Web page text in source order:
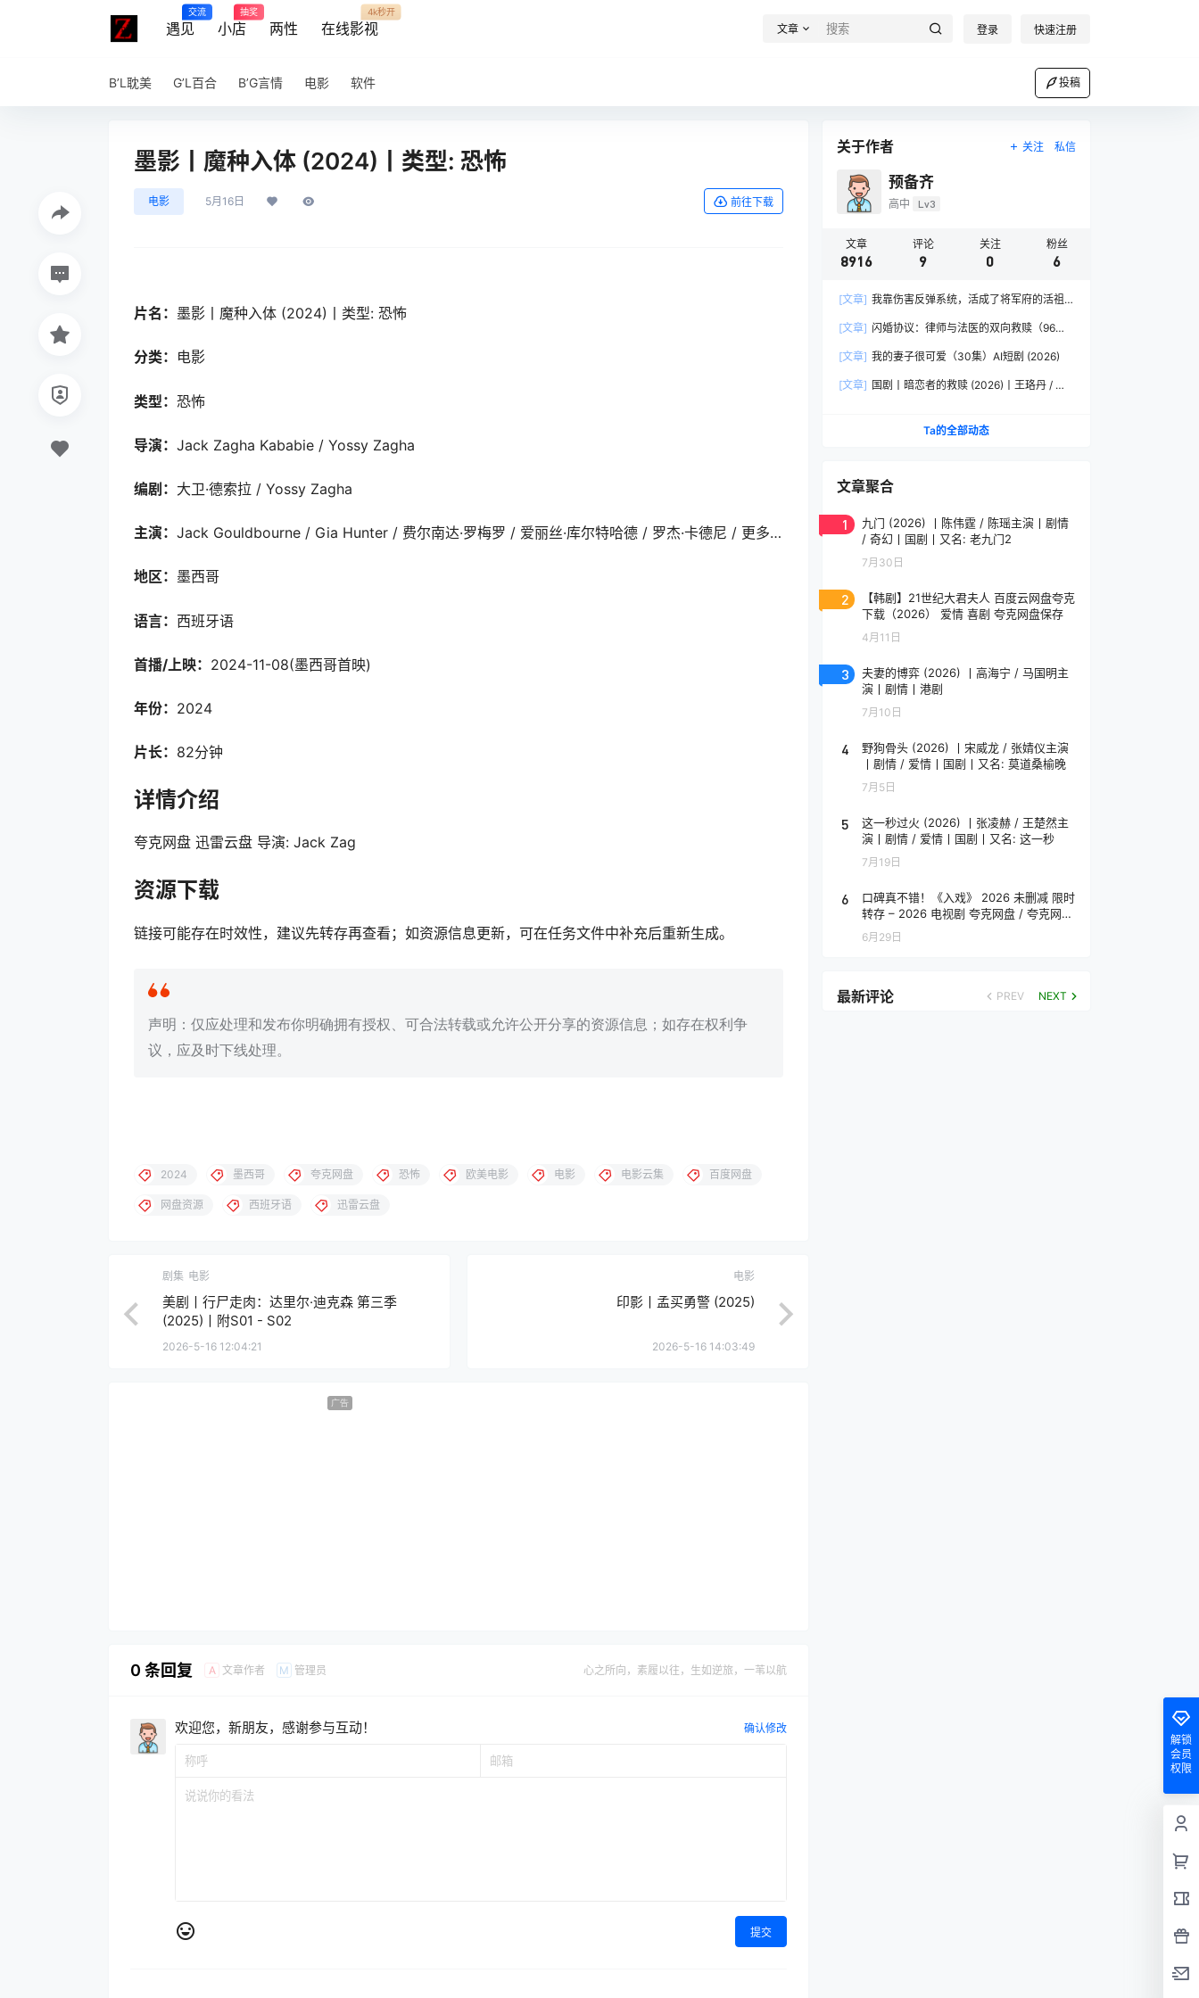
遇见
交流
小店
抽奖
两性 在线影视
4k秒开
文章 登录 快速注册
B’L耽美 G’L百合 B’G言情 电影 软件 投稿
墨影丨魔种入体 (2024)丨类型: 恐怖
电影 5月16日 前往下载
片名： 墨影丨魔种入体 (2024)丨类型: 恐怖
分类： 电影
类型： 恐怖
导演： Jack Zagha Kababie / Yossy Zagha
编剧： 大卫·德索拉 / Yossy Zagha
主演： Jack Gouldbourne / Gia Hunter / 费尔南达·罗梅罗 / 爱丽丝·库尔特哈德 / 罗杰·卡德尼 / 更多…
地区： 墨西哥
语言： 西班牙语
首播/上映： 2024-11-08(墨西哥首映)
年份： 2024
片长： 82分钟
详情介绍
夸克网盘 迅雷云盘 导演: Jack Zag
资源下载
链接可能存在时效性，建议先转存再查看；如资源信息更新，可在任务文件中补充后重新生成。
声明：仅应处理和发布你明确拥有授权、可合法转载或允许公开分享的资源信息；如存在权利争
议，应及时下线处理。
2024‎ 墨西哥 夸克网盘 恐怖 欧美电影 电影 电影云集 百度网盘
网盘资源 西班牙语 迅雷云盘
剧集 电影
美剧丨行尸走肉：达里尔·迪克森 第三季
(2025)丨附S01 - S02
2026-5-16 12:04:21
电影
印影丨孟买勇警 (2025)
2026-5-16 14:03:49
广告
0 条回复 A 文章作者 M 管理员 心之所向，素履以往，生如逆旅，一苇以航
欢迎您，新朋友，感谢参与互动！ 确认修改
提交
关于作者 关注 私信
预备齐
高中 Lv3
文章
8916
评论
9
关注
0
粉丝
6
[文章] 我靠伤害反弹系统，活成了将军府的活祖
[文章] 闪婚协议：律师与法医的双向救赎（96
[文章] 我的妻子很可爱（30集）AI短剧 (2026)
[文章] 国剧丨暗恋者的救赎 (2026)丨王珞丹 / 袁
Ta的全部动态
文章聚合
1
九门 (2026) 丨陈伟霆 / 陈瑶主演丨剧情
/ 奇幻丨国剧丨又名: 老九门2
7月30日
2
【韩剧】21世纪大君夫人 百度云网盘夸克
下载（2026） 爱情 喜剧 夸克网盘保存
4月11日
3
夫妻的博弈 (2026) 丨高海宁 / 马国明主
演丨剧情丨港剧
7月10日
4
野狗骨头 (2026) 丨宋威龙 / 张婧仪主演
丨剧情 / 爱情丨国剧丨又名: 莫道桑榆晚
7月5日
5
这一秒过火 (2026) 丨张凌赫 / 王楚然主
演丨剧情 / 爱情丨国剧丨又名: 这一秒
7月19日
6
口碑真不错！《入戏》 2026 未删减 限时
转存 – 2026 电视剧 夸克网盘 / 夸克网盘
高清转存
6月29日
最新评论 PREV NEXT
解锁
会员
权限